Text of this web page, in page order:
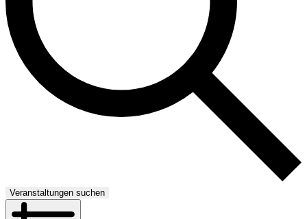
Veranstaltungen suchen